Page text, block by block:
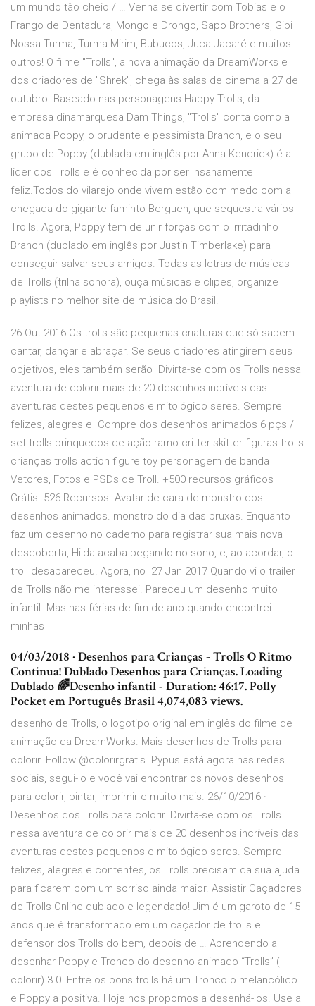
um mundo tão cheio / … Venha se divertir com Tobias e o
Frango de Dentadura, Mongo e Drongo, Sapo Brothers, Gibi
Nossa Turma, Turma Mirim, Bubucos, Juca Jacaré e muitos
outros! O filme "Trolls", a nova animação da DreamWorks e
dos criadores de "Shrek", chega às salas de cinema a 27 de
outubro. Baseado nas personagens Happy Trolls, da
empresa dinamarquesa Dam Things, "Trolls" conta como a
animada Poppy, o prudente e pessimista Branch, e o seu
grupo de Poppy (dublada em inglês por Anna Kendrick) é a
líder dos Trolls e é conhecida por ser insanamente
feliz.Todos do vilarejo onde vivem estão com medo com a
chegada do gigante faminto Berguen, que sequestra vários
Trolls. Agora, Poppy tem de unir forças com o irritadinho
Branch (dublado em inglês por Justin Timberlake) para
conseguir salvar seus amigos. Todas as letras de músicas
de Trolls (trilha sonora), ouça músicas e clipes, organize
playlists no melhor site de música do Brasil!
26 Out 2016 Os trolls são pequenas criaturas que só sabem
cantar, dançar e abraçar. Se seus criadores atingirem seus
objetivos, eles também serão Divirta-se com os Trolls nessa
aventura de colorir mais de 20 desenhos incríveis das
aventuras destes pequenos e mitológico seres. Sempre
felizes, alegres e Compre dos desenhos animados 6 pçs /
set trolls brinquedos de ação ramo critter skitter figuras trolls
crianças trolls action figure toy personagem de banda
Vetores, Fotos e PSDs de Troll. +500 recursos gráficos
Grátis. 526 Recursos. Avatar de cara de monstro dos
desenhos animados. monstro do dia das bruxas. Enquanto
faz um desenho no caderno para registrar sua mais nova
descoberta, Hilda acaba pegando no sono, e, ao acordar, o
troll desapareceu. Agora, no 27 Jan 2017 Quando vi o trailer
de Trolls não me interessei. Pareceu um desenho muito
infantil. Mas nas férias de fim de ano quando encontrei
minhas
04/03/2018 · Desenhos para Crianças - Trolls O Ritmo
Continua! Dublado Desenhos para Crianças. Loading
Dublado 🌈Desenho infantil - Duration: 46:17. Polly
Pocket em Português Brasil 4,074,083 views.
desenho de Trolls, o logotipo original em inglês do filme de
animação da DreamWorks. Mais desenhos de Trolls para
colorir. Follow @colorirgratis. Pypus está agora nas redes
sociais, segui-lo e você vai encontrar os novos desenhos
para colorir, pintar, imprimir e muito mais. 26/10/2016 ·
Desenhos dos Trolls para colorir. Divirta-se com os Trolls
nessa aventura de colorir mais de 20 desenhos incríveis das
aventuras destes pequenos e mitológico seres. Sempre
felizes, alegres e contentes, os Trolls precisam da sua ajuda
para ficarem com um sorriso ainda maior. Assistir Caçadores
de Trolls Online dublado e legendado! Jim é um garoto de 15
anos que é transformado em um caçador de trolls e
defensor dos Trolls do bem, depois de … Aprendendo a
desenhar Poppy e Tronco do desenho animado “Trolls” (+
colorir) 3 0. Entre os bons trolls há um Tronco o melancólico
e Poppy a positiva. Hoje nos propomos a desenhá-los. Use a